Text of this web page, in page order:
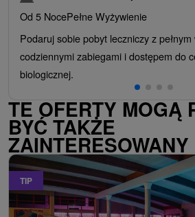
Od 5 NocePełne Wyżywienie
Podaruj sobie pobyt leczniczy z
codziennymi zabiegami i dostępem do
biologicznej.
TE OFERTY MOGĄ
BYĆ TAKŻE
ZAINTERESOWANY
TIP